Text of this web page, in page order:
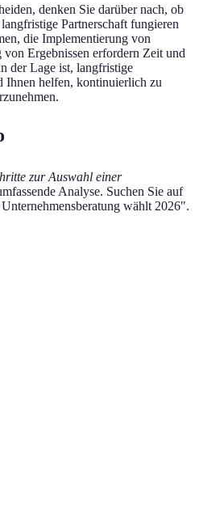
denken Sie darüber nach, ob
Partnerschaft fungieren
die Implementierung von
Ergebnissen erfordern Zeit und
der Lage ist, langfristige
Ihnen helfen, kontinuierlich zu
zur Auswahl einer
Analyse. Suchen Sie auf
wählt 2026".